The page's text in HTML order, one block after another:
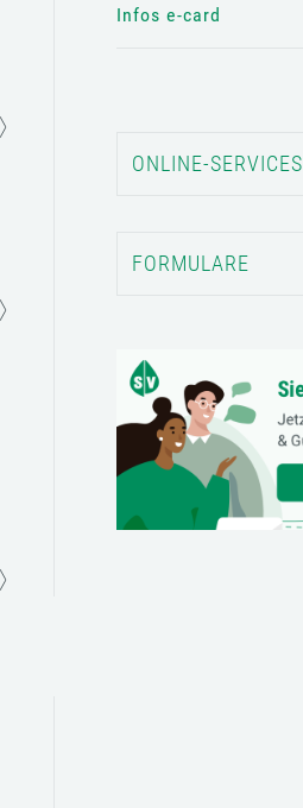
Infos e-card
ONLINE-SERVICES
FORMULARE